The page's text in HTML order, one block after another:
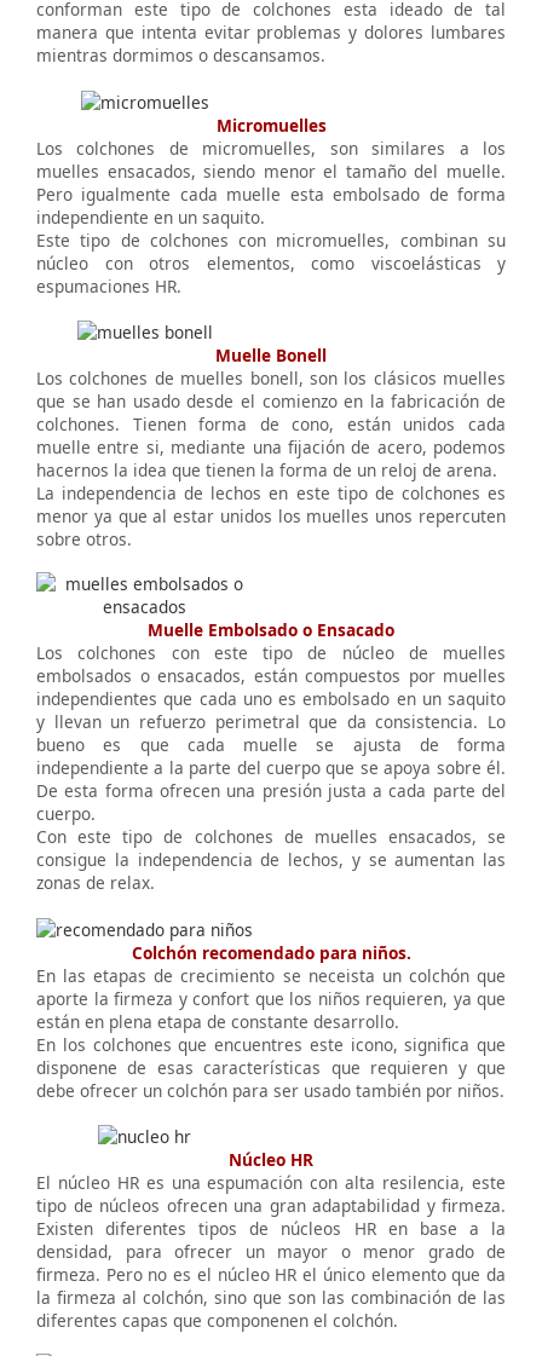
conforman este tipo de colchones esta ideado de tal
manera que intenta evitar problemas y dolores lumbares
mientras dormimos o descansamos.
Micromuelles
Los colchones de micromuelles, son similares a los
muelles ensacados, siendo menor el tamaño del muelle.
Pero igualmente cada muelle esta embolsado de forma
independiente en un saquito.
Este tipo de colchones con micromuelles, combinan su
núcleo con otros elementos, como viscoelásticas y
espumaciones HR.
Muelle Bonell
Los colchones de muelles bonell, son los clásicos muelles
que se han usado desde el comienzo en la fabricación de
colchones. Tienen forma de cono, están unidos cada
muelle entre si, mediante una fijación de acero, podemos
hacernos la idea que tienen la forma de un reloj de arena.
La independencia de lechos en este tipo de colchones es
menor ya que al estar unidos los muelles unos repercuten
sobre otros.
Muelle Embolsado o Ensacado
Los colchones con este tipo de núcleo de muelles
embolsados o ensacados, están compuestos por muelles
independientes que cada uno es embolsado en un saquito
y llevan un refuerzo perimetral que da consistencia. Lo
bueno es que cada muelle se ajusta de forma
independiente a la parte del cuerpo que se apoya sobre él.
De esta forma ofrecen una presión justa a cada parte del
cuerpo.
Con este tipo de colchones de muelles ensacados, se
consigue la independencia de lechos, y se aumentan las
zonas de relax.
Colchón recomendado para niños.
En las etapas de crecimiento se neceista un colchón que
aporte la firmeza y confort que los niños requieren, ya que
están en plena etapa de constante desarrollo.
En los colchones que encuentres este icono, significa que
disponene de esas características que requieren y que
debe ofrecer un colchón para ser usado también por niños.
Núcleo HR
El núcleo HR es una espumación con alta resilencia, este
tipo de núcleos ofrecen una gran adaptabilidad y firmeza.
Existen diferentes tipos de núcleos HR en base a la
densidad, para ofrecer un mayor o menor grado de
firmeza. Pero no es el núcleo HR el único elemento que da
la firmeza al colchón, sino que son las combinación de las
diferentes capas que componenen el colchón.